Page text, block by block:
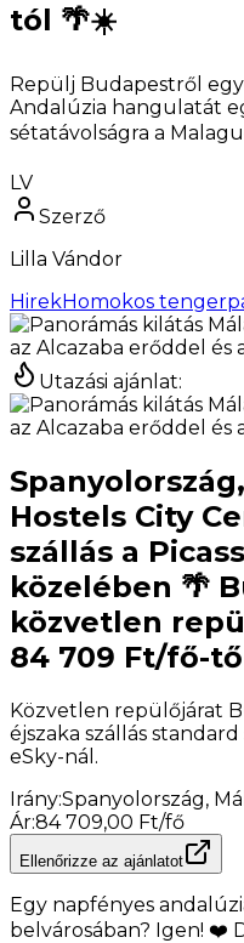
tól 🌴☀️
Repülj Budapestről
Andalúzia hangulatát
sétatávolságra a
LV
Szerző
Lilla Vándor
HirekHomokos
Utazási ajánlat:
Hostels City
szállás a
közelében 🌴
közvetlen
84 709 Ft/fő-
Közvetlen repülőjárat
éjszaka szállás
eSky-nál.
Irány:Spanyolország,
Ár:84 709,00 Ft/fő
Ellenőrizze az ajánlatot
Egy napfényes
belvárosában? Igen! ❤️